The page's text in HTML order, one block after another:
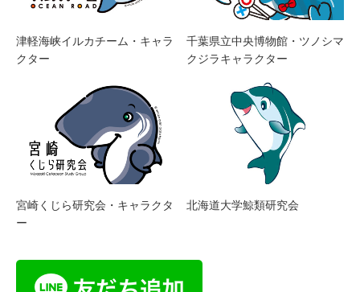
津軽海峡イルカチーム・キャラ
クター
千葉県立中央博物館・ツノシマ
クジラキャラクター
宮崎くじら研究会・キャラクタ
ー
北海道大学鯨類研究会